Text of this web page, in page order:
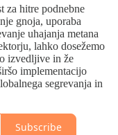
za hitre podnebne
gnoja, uporaba
uhajanja metana
lahko dosežemo
izvedljive in že
implementacijo
segrevanja in
Subscribe